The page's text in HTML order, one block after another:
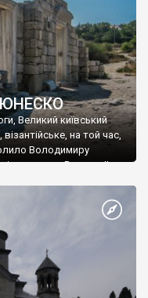
ЮНЕСКО
Великий київський
на той час,
Володимиру
імператору Василю ІІ, та
християнином.
Херсонесу Таврійського